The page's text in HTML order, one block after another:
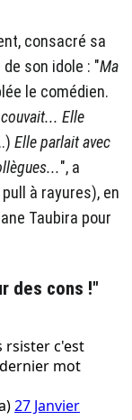
consacré sa
son idole : "Ma
le comédien.
Elle
Elle parlait avec
", a
à rayures), en
Taubira pour
des cons !"
rsister c'est
mot
27 Janvier